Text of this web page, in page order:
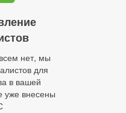
нет, мы
для
в вашей
уже внесены